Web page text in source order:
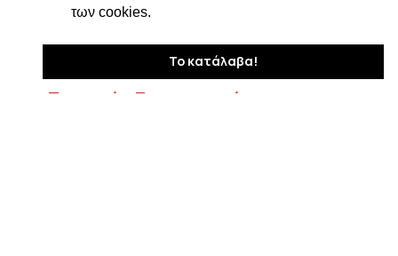
των cookies.
Το κατάλαβα!
Στοιχεία Επικοινωνίας